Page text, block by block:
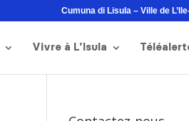
Cumuna di Lisula – Ville de
Vivre à L’Isula